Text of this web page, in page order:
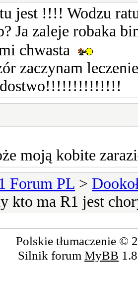
jest !!!! Wodzu
Ja zaleje robaka
chwasta
zaczynam
moją kobite
Forum PL >
kto ma R1 jest
Polskie tłumaczenie ©
Silnik forum MyBB